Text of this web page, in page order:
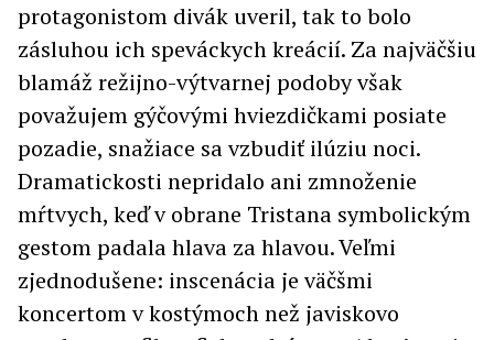
protagonistom divák uveril, tak to bolo
zásluhou ich speváckych kreácií. Za najväčšiu
blamáž režijno-výtvarnej podoby však
považujem gýčovými hviezdičkami posiate
pozadie, snažiace sa vzbudiť ilúziu noci.
Dramatickosti nepridalo ani zmnoženie
mŕtvych, keď v obrane Tristana symbolickým
gestom padala hlava za hlavou. Veľmi
zjednodušene: inscenácia je väčšmi
koncertom v kostýmoch než javiskovo